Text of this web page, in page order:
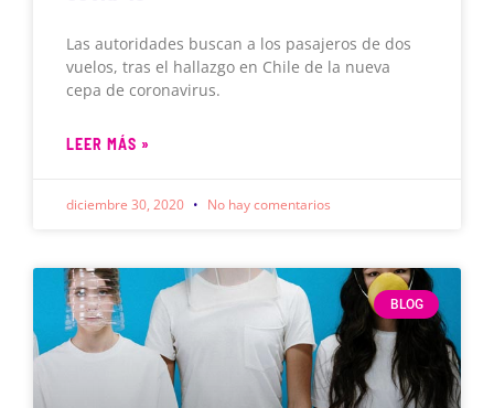
Las autoridades buscan a los pasajeros de dos
vuelos, tras el hallazgo en Chile de la nueva
cepa de coronavirus.
LEER MÁS »
diciembre 30, 2020 No hay comentarios
BLOG